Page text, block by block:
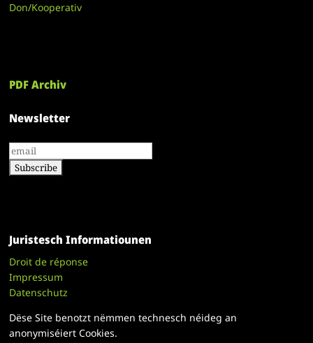
Don/Kooperativ
PDF Archiv
Newsletter
Juristesch Informatiounen
Droit de réponse
Impressum
Datenschutz
Dëse Site benotzt nëmmen technesch néideg an
anonymiséiert Cookies.